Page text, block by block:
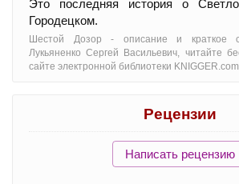
Это последняя история о
Городецком.
Шестой Дозор - oписание и краткое
Лукьяненко Сергей Васильевич, читайте
сайте электронной библиотеки KNIGGER.com
Рецензии
Написать рецензию